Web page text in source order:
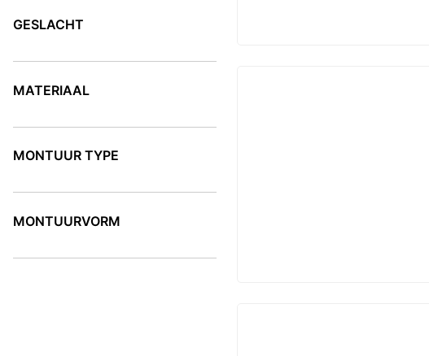
GESLACHT
MATERIAAL
MONTUUR TYPE
MONTUURVORM